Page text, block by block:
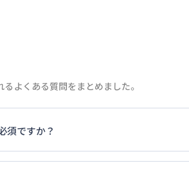
よくある質問をまとめました。
須ですか？
掃料欄に期間によって設定されている